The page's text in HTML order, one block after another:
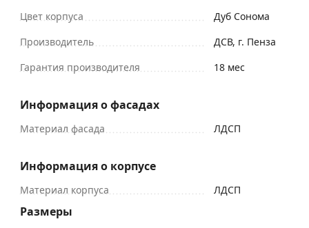
Цвет корпуса
Дуб Сонома
Производитель
ДСВ, г. Пенза
Гарантия производителя
18 мес
Информация о фасадах
Материал фасада ЛДСП
Информация о корпусе
Материал корпуса ЛДСП
Размеры